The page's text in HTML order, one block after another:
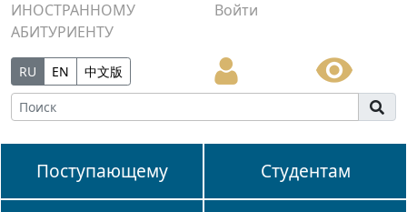
ИНОСТРАННОМУ
АБИТУРИЕНТУ
Войти
RU EN 中文版
Поступающему Студентам